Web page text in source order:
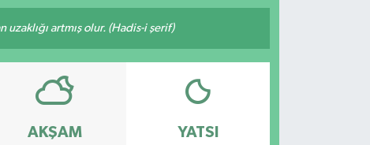
artmış olur. (Hadis-i şerif)
AKŞAM YATSI